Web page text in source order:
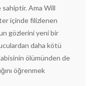
Ama Will
içinde filizlenen
gözlerini yeni bir
daha kötü
ölümünden de
öğrenmek